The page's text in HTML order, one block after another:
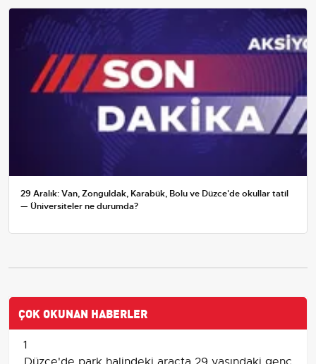
29 Aralık: Van, Zonguldak, Karabük, Bolu ve Düzce'de okullar tatil
— Üniversiteler ne durumda?
ÇOK OKUNAN HABERLER
1